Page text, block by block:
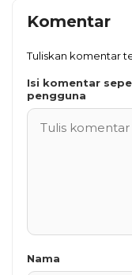
Komentar
Tuliskan komentar
Isi komentar
pengguna
Nama